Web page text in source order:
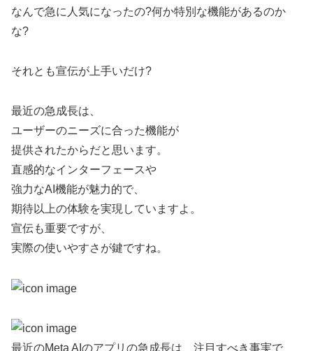
なんで急に人気になったの?何か特別な機能があるのか
な?
それとも宣伝が上手いだけ?
最近の急成長は、
ユーザーのニーズに合った機能が
提供されたからだと思います。
直感的なインターフェースや
強力なAI機能が魅力的で、
期待以上の体験を実現していますよ。
宣伝も重要ですが、
実際の使いやすさが鍵ですね。
最近のMeta AIのアプリの急成長は、注目すべき事実で